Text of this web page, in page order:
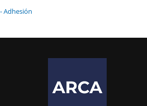
Adhesión